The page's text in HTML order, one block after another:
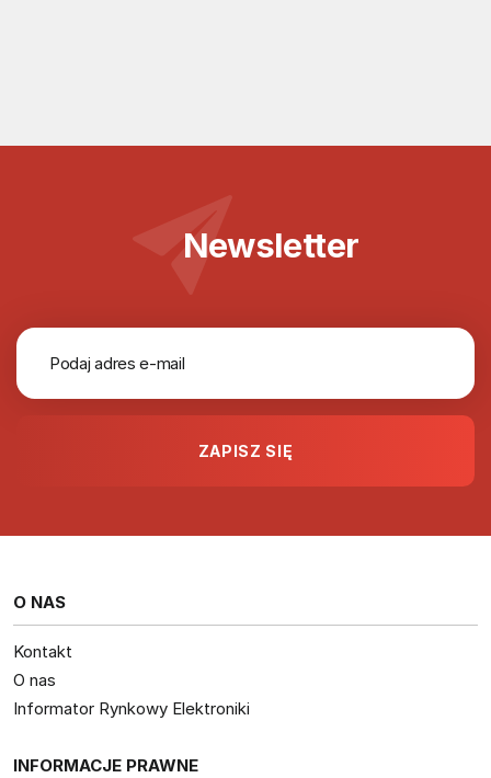
Newsletter
O NAS
Kontakt
O nas
Informator Rynkowy Elektroniki
INFORMACJE PRAWNE